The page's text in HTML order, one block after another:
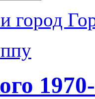
город